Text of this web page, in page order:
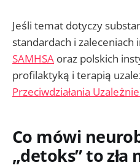
Jeśli temat dotyczy
standardach i zaleceniach
SAMHSA oraz polskich
profilaktyką i terapią
Przeciwdziałania
Co mówi
„detoks” to